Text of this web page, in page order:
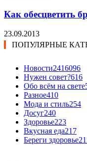
Как обесцветить
23.09.2013
ПОПУЛЯРНЫЕ
Новости2416096
Нужен совет?616
Обо всём на свете
Разное410
Мода и стиль254
Досуг240
Здоровье223
Вкусная еда217
Береги здоровье